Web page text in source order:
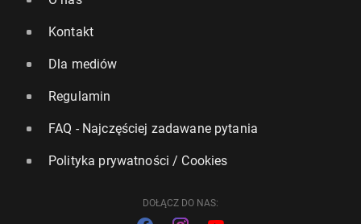
Ranking ATP: Maj­chrzak w górę, Hurkacz mi­ni­mal­
Kontakt
Dla mediów
Regulamin
FAQ - Najczęściej zadawane pytania
Polityka prywatności / Cookies
DOŁĄCZ DO NAS: